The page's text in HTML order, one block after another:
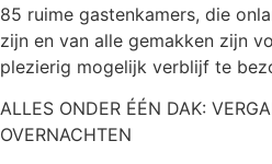
85 ruime gastenkamers, die
zijn en van alle gemakken zijn
plezierig mogelijk verblijf te
ALLES ONDER ÉÉN DAK:
OVERNACHTEN